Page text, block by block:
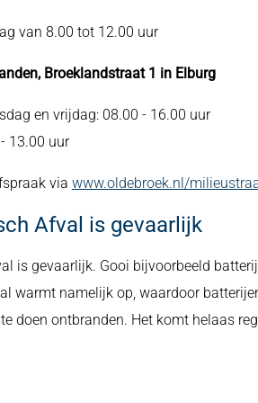
van 8.00 tot 12.00 uur
Broeklandstraat 1 in Elburg
en vrijdag: 08.00 - 16.00 uur
13.00 uur
via www.oldebroek.nl/
Afval is gevaarlijk
is gevaarlijk. Gooi bijvoorbeeld
warmt namelijk op, waardoor
doen ontbranden. Het komt helaas